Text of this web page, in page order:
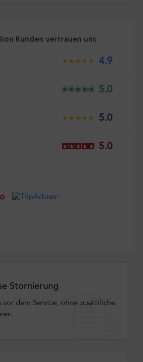
Kunden vertrauen uns
4.9
5.0
5.0
5.0
Stornierung
vor dem Service, ohne zusätzliche